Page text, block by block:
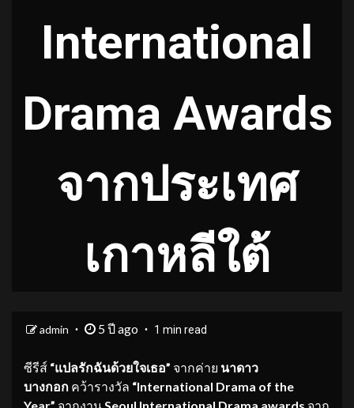
International
Drama Awards
จากประเทศ
เกาหลีใต้
admin 5 ปี ago 1 min read
ซีรีส์ “แปลรักฉันด้วยใจเธอ” จากค่าย นาดาว
บางกอก คว้ารางวัล “International Drama of the
Year” จากงาน Seoul International Drama awards จาก